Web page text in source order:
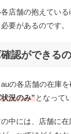
店舗の抱えてい
要があるのです。
認ができる
の各店舗の在庫を
況のみ”となって
中には、店舗に